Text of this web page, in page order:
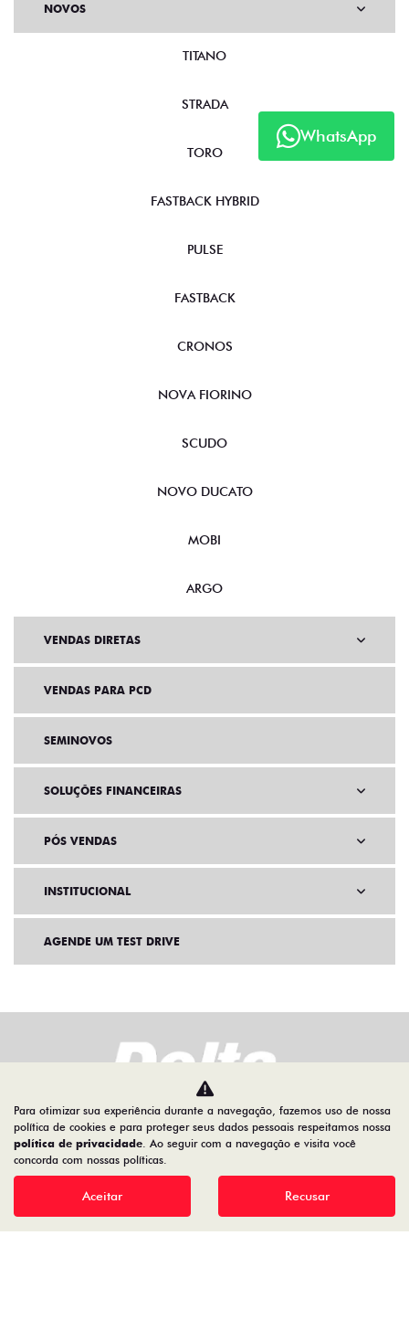
WhatsApp
NOVOS
TITANO
STRADA
TORO
FASTBACK HYBRID
PULSE
FASTBACK
CRONOS
NOVA FIORINO
SCUDO
NOVO DUCATO
MOBI
ARGO
VENDAS DIRETAS
VENDAS PARA PCD
SEMINOVOS
SOLUÇÕES FINANCEIRAS
PÓS VENDAS
INSTITUCIONAL
AGENDE UM TEST DRIVE
Desacelere. Seu bem maior é a vida.
Para otimizar sua experiência durante a navegação, fazemos uso de nossa
política de cookies e para proteger seus dados pessoais respeitamos nossa
política de privacidade. Ao seguir com a navegação e visita você
concorda com nossas políticas.
Aceitar Recusar